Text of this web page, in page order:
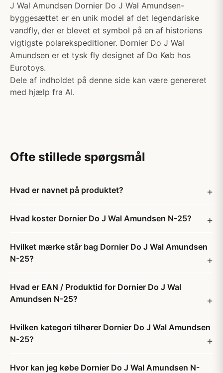
J Wal Amundsen Dornier Do J Wal Amundsen-
byggesættet er en unik model af det legendariske
vandfly, der er blevet et symbol på en af historiens
vigtigste polarekspeditioner. Dornier Do J Wal
Amundsen er et tysk fly designet af Do Køb hos
Eurotoys.
Dele af indholdet på denne side kan være genereret
med hjælp fra AI.
Ofte stillede spørgsmål
Hvad er navnet på produktet?
Hvad koster Dornier Do J Wal Amundsen N-25?
Hvilket mærke står bag Dornier Do J Wal Amundsen
N-25?
Hvad er EAN / Produktid for Dornier Do J Wal
Amundsen N-25?
Hvilken kategori tilhører Dornier Do J Wal Amundsen
N-25?
Hvor kan jeg købe Dornier Do J Wal Amundsen N-